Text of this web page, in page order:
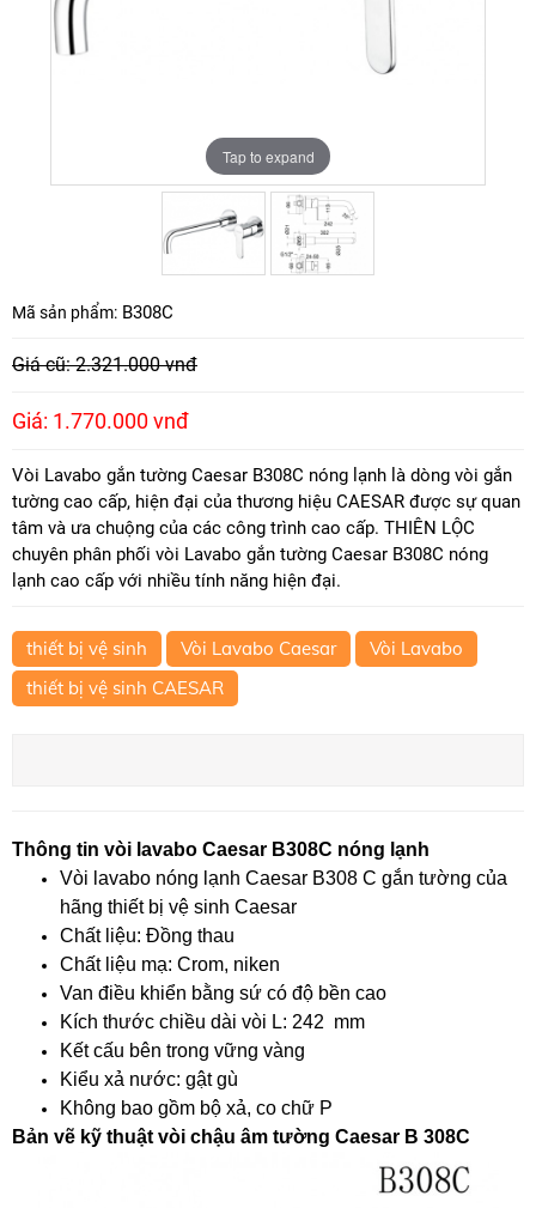
Tap to expand
Tap to expand
Mã sản phẩm: B308C
Giá cũ: 2.321.000 vnđ
Giá: 1.770.000 vnđ
Vòi Lavabo gắn tường Caesar B308C nóng lạnh là dòng vòi gắn
tường cao cấp, hiện đại của thương hiệu CAESAR được sự quan
tâm và ưa chuộng của các công trình cao cấp. THIÊN LỘC
chuyên phân phối vòi Lavabo gắn tường Caesar B308C nóng
lạnh cao cấp với nhiều tính năng hiện đại.
thiết bị vệ sinh Vòi Lavabo Caesar
Vòi Lavabo
thiết bị vệ sinh CAESAR
Thông tin vòi lavabo Caesar B308C nóng lạnh
Vòi lavabo nóng lạnh Caesar B308 C gắn tường của
hãng thiết bị vệ sinh Caesar
Chất liệu: Đồng thau
Chất liệu mạ: Crom, niken
Van điều khiển bằng sứ có độ bền cao
Kích thước chiều dài vòi L: 242 mm
Kết cấu bên trong vững vàng
Kiểu xả nước: gật gù
Không bao gồm bộ xả, co chữ P
Bản vẽ kỹ thuật vòi chậu âm tường Caesar B 308C